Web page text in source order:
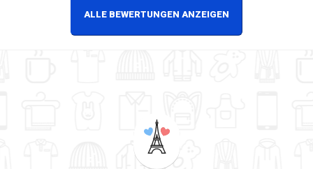
aufgegeben und hoffte, sie in 9
Tagen zu erhalten (auch wenn es
ALLE BEWERTUNGEN ANZEIGEN